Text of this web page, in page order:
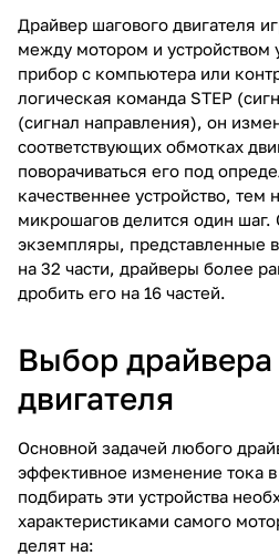
Драйвер шагового двигателя
между мотором и устройством
прибор с компьютера или
логическая команда STEP
(сигнал направления), он
соответствующих обмотках
поворачиваться его под
качественнее устройство, тем
микрошагов делится один
экземпляры, представленные
на 32 части, драйверы более
дробить его на 16 частей.
Выбор драйвера
двигателя
Основной задачей любого
эффективное изменение тока
подбирать эти устройства
характеристиками самого
делят на: